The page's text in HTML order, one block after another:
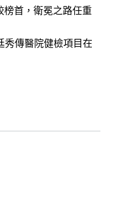
榜首，衛冕之路任重
秀傳醫院健檢項目在